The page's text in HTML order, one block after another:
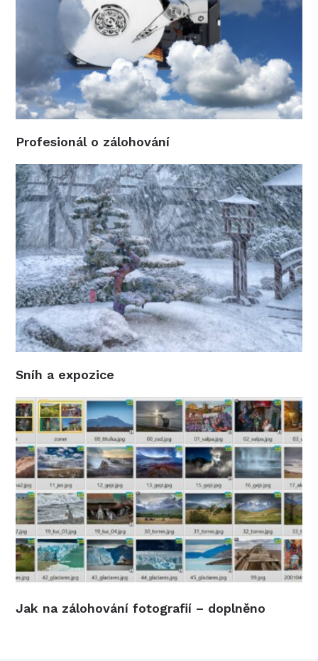
Profesionál o zálohování
Sníh a expozice
Jak na zálohování fotografií – doplněno